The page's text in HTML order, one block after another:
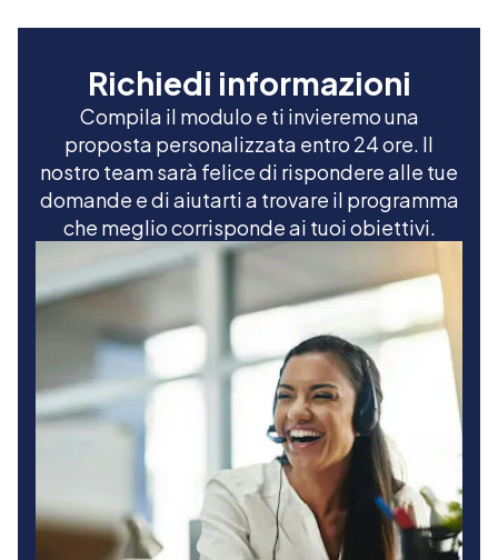
Richiedi informazioni
Compila il modulo e ti invieremo una
proposta personalizzata entro 24 ore. Il
nostro team sarà felice di rispondere alle tue
domande e di aiutarti a trovare il programma
che meglio corrisponde ai tuoi obiettivi.